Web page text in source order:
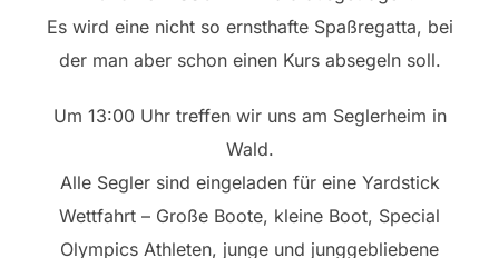
Es wird eine nicht so ernsthafte Spaßregatta, bei
der man aber schon einen Kurs absegeln soll.
Um 13:00 Uhr treffen wir uns am Seglerheim in
Wald.
Alle Segler sind eingeladen für eine Yardstick
Wettfahrt – Große Boote, kleine Boot, Special
Olympics Athleten, junge und junggebliebene